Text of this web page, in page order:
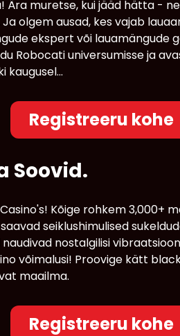
Ära muretse, kui jääd hätta -
olgem ausad, kes vajab
ekspert või lauamängude
Robocati universumisse ja
kaugusel...
Registreeru kohe
Soovid.
Kõige rohkem 3,000+
seiklushimulised
nostalgilisi
võimalusi! Proovige kätt
maailma.
Registreeru kohe